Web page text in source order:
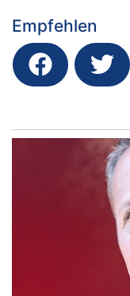
Empfehlen